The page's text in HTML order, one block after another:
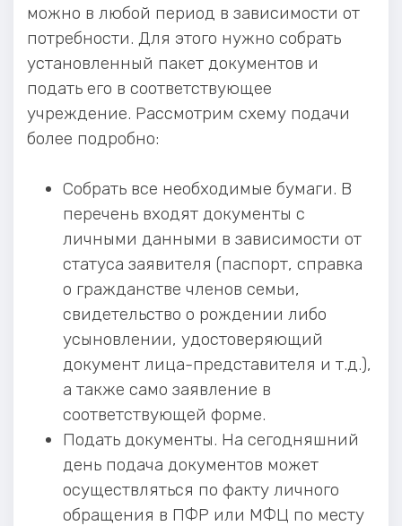
можно в любой период в зависимости от
потребности. Для этого нужно собрать
установленный пакет документов и
подать его в соответствующее
учреждение. Рассмотрим схему подачи
более подробно:
Собрать все необходимые бумаги. В
перечень входят документы с
личными данными в зависимости от
статуса заявителя (паспорт, справка
о гражданстве членов семьи,
свидетельство о рождении либо
усыновлении, удостоверяющий
документ лица-представителя и т.д.),
а также само заявление в
соответствующей форме.
Подать документы. На сегодняшний
день подача документов может
осуществляться по факту личного
обращения в ПФР или МФЦ по месту